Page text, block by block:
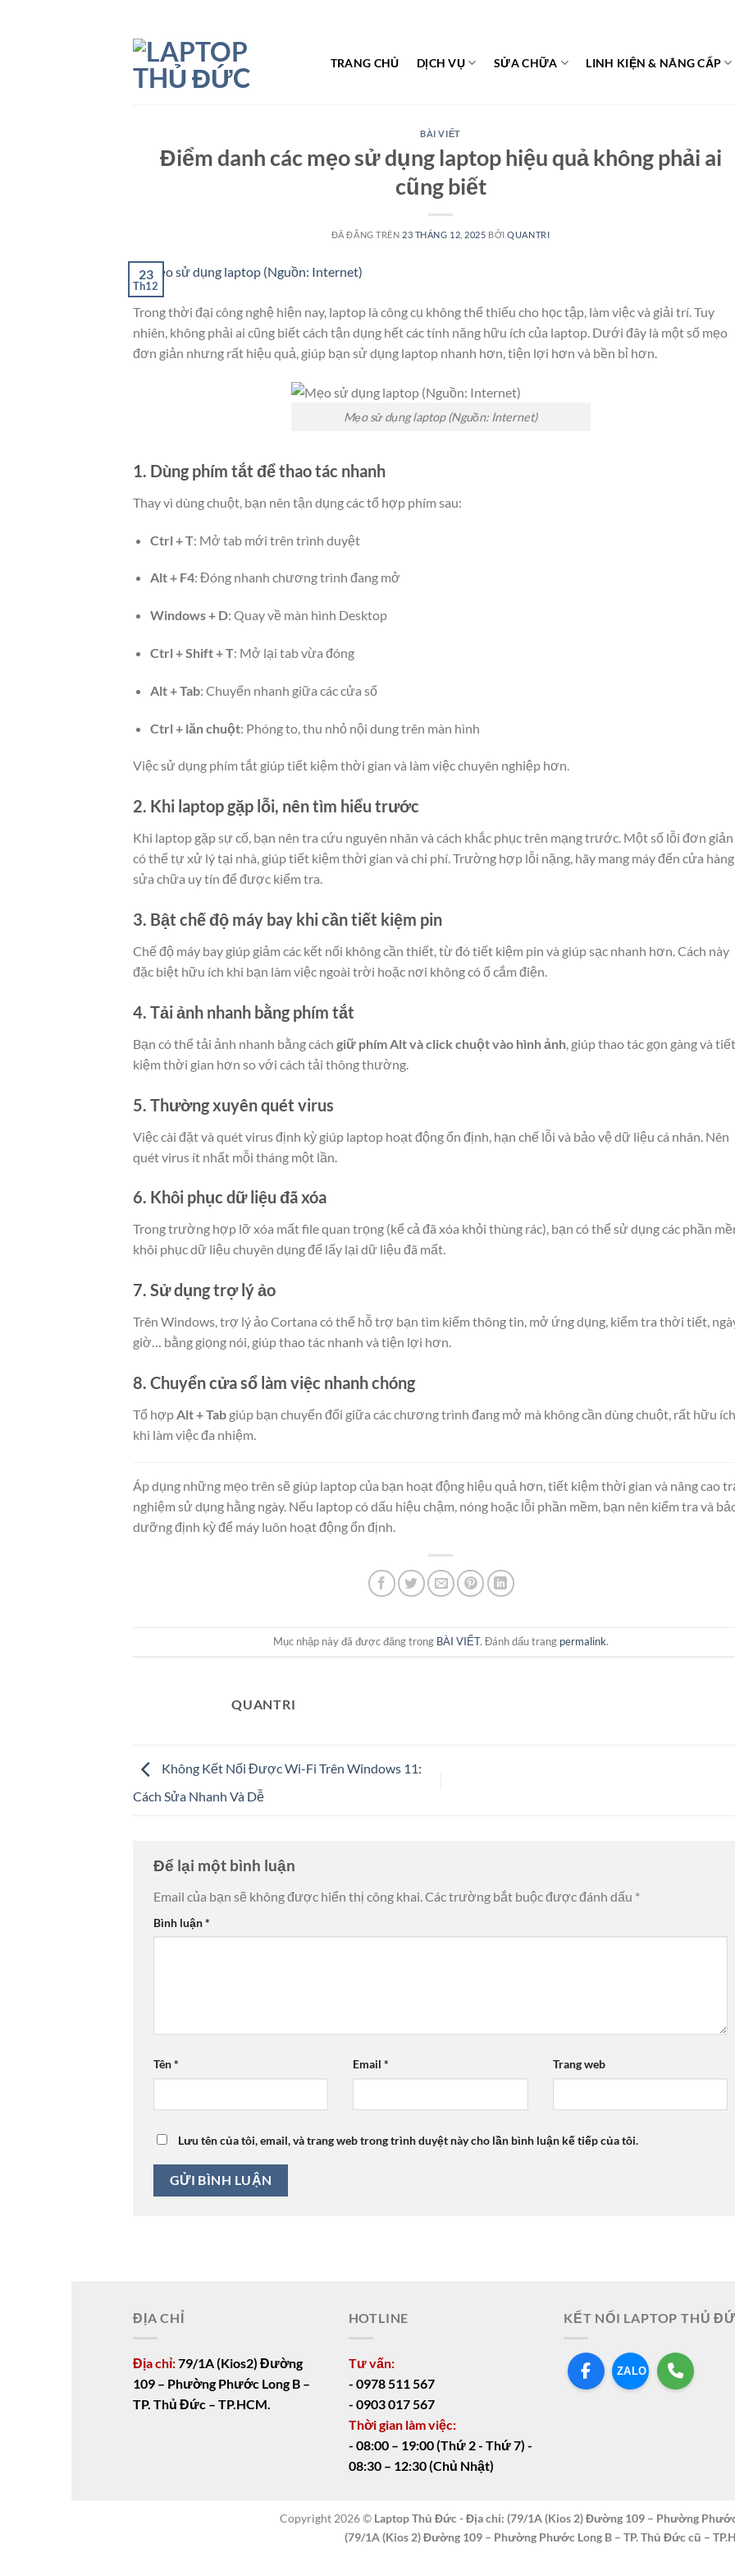
TRANG CHỦ DỊCH VỤ SỬA CHỮA LINH KIỆN & NÂNG CẤP
BÀI VIẾT
Điểm danh các mẹo sử dụng laptop hiệu quả không phải ai
cũng biết
ĐÃ ĐĂNG TRÊN 23 THÁNG 12, 2025 BỞIQUANTRI
23
Th12
Trong thời đại công nghệ hiện nay, laptop là công cụ không thể thiếu cho học tập, làm việc và giải trí. Tuy
nhiên, không phải ai cũng biết cách tận dụng hết các tính năng hữu ích của laptop. Dưới đây là một số mẹo
đơn giản nhưng rất hiệu quả, giúp bạn sử dụng laptop nhanh hơn, tiện lợi hơn và bền bỉ hơn.
Mẹo sử dụng laptop (Nguồn: Internet)
1. Dùng phím tắt để thao tác nhanh
Thay vì dùng chuột, bạn nên tận dụng các tổ hợp phím sau:
Ctrl + T: Mở tab mới trên trình duyệt
Alt + F4: Đóng nhanh chương trình đang mở
Windows + D: Quay về màn hình Desktop
Ctrl + Shift + T: Mở lại tab vừa đóng
Alt + Tab: Chuyển nhanh giữa các cửa sổ
Ctrl + lăn chuột: Phóng to, thu nhỏ nội dung trên màn hình
Việc sử dụng phím tắt giúp tiết kiệm thời gian và làm việc chuyên nghiệp hơn.
2. Khi laptop gặp lỗi, nên tìm hiểu trước
Khi laptop gặp sự cố, bạn nên tra cứu nguyên nhân và cách khắc phục trên mạng trước. Một số lỗi đơn giản
có thể tự xử lý tại nhà, giúp tiết kiệm thời gian và chi phí. Trường hợp lỗi nặng, hãy mang máy đến cửa hàng
sửa chữa uy tín để được kiểm tra.
3. Bật chế độ máy bay khi cần tiết kiệm pin
Chế độ máy bay giúp giảm các kết nối không cần thiết, từ đó tiết kiệm pin và giúp sạc nhanh hơn. Cách này
đặc biệt hữu ích khi bạn làm việc ngoài trời hoặc nơi không có ổ cắm điện.
4. Tải ảnh nhanh bằng phím tắt
Bạn có thể tải ảnh nhanh bằng cách giữ phím Alt và click chuột vào hình ảnh , giúp thao tác gọn gàng và tiết
kiệm thời gian hơn so với cách tải thông thường.
5. Thường xuyên quét virus
Việc cài đặt và quét virus định kỳ giúp laptop hoạt động ổn định, hạn chế lỗi và bảo vệ dữ liệu cá nhân. Nên
quét virus ít nhất mỗi tháng một lần.
6. Khôi phục dữ liệu đã xóa
Trong trường hợp lỡ xóa mất file quan trọng (kể cả đã xóa khỏi thùng rác), bạn có thể sử dụng các phần
khôi phục dữ liệu chuyên dụng để lấy lại dữ liệu đã mất.
7. Sử dụng trợ lý ảo
Trên Windows, trợ lý ảo Cortana có thể hỗ trợ bạn tìm kiếm thông tin, mở ứng dụng, kiểm tra thời tiết,
giờ… bằng giọng nói, giúp thao tác nhanh và tiện lợi hơn.
8. Chuyển cửa sổ làm việc nhanh chóng
Tổ hợpAlt + Tab giúp bạn chuyển đổi giữa các chương trình đang mở mà không cần dùng chuột, rất hữu ích
khi làm việc đa nhiệm.
Áp dụng những mẹo trên sẽ giúp laptop của bạn hoạt động hiệu quả hơn, tiết kiệm thời gian và nâng cao
nghiệm sử dụng hằng ngày. Nếu laptop có dấu hiệu chậm, nóng hoặc lỗi phần mềm, bạn nên kiểm tra và
dưỡng định kỳ để máy luôn hoạt động ổn định.
Mục nhập này đã được đăng trong BÀI VIẾT. Đánh dấu trang permalink.
QUANTRI
Không Kết Nối Được Wi-Fi Trên Windows 11:
Cách Sửa Nhanh Và Dễ
Để lại một bình luận
Email của bạn sẽ không được hiển thị công khai. Các trường bắt buộc được đánh dấu *
Bình luận*
Tên* Email* Trang web
Lưu tên của tôi, email, và trang web trong trình duyệt này cho lần bình luận kế tiếp của tôi.
ĐỊA CHỈ
Địa chỉ:79/1A (Kios2) Đường
109 – Phường Phước Long B –
TP. Thủ Đức – TP.HCM.
HOTLINE
Tư vấn:
- 0978 511 567
- 0903 017 567
Thời gian làm việc:
- 08:00 – 19:00 (Thứ 2 - Thứ 7) -
08:30 – 12:30 (Chủ Nhật)
KẾT NỐI LAPTOP THỦ
ZALO
Copyright 2026 © Laptop Thủ Đức - Địa chỉ: (79/1A (Kios 2) Đường 109 – Phường Phước
(79/1A (Kios 2) Đường 109 – Phường Phước Long B – TP. Thủ Đức cũ –